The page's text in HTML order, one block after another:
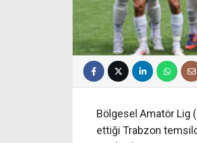
Bölgesel Amatör Lig
ettiği Trabzon